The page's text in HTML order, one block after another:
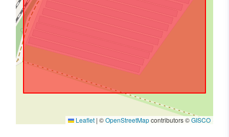
Leaflet | ©OpenStreetMapcontributors ©GISCO